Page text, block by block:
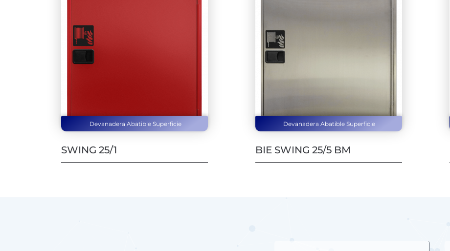
Devanadera Abatible Superficie
SWING 25/1
Devanadera Abatible Superficie
BIE SWING 25/5 BM